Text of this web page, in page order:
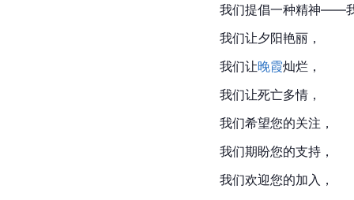
我们提倡一种精神——
我们让夕阳艳丽，
我们让晚霞灿烂，
我们让死亡多情，
我们希望您的关注，
我们期盼您的支持，
我们欢迎您的加入，